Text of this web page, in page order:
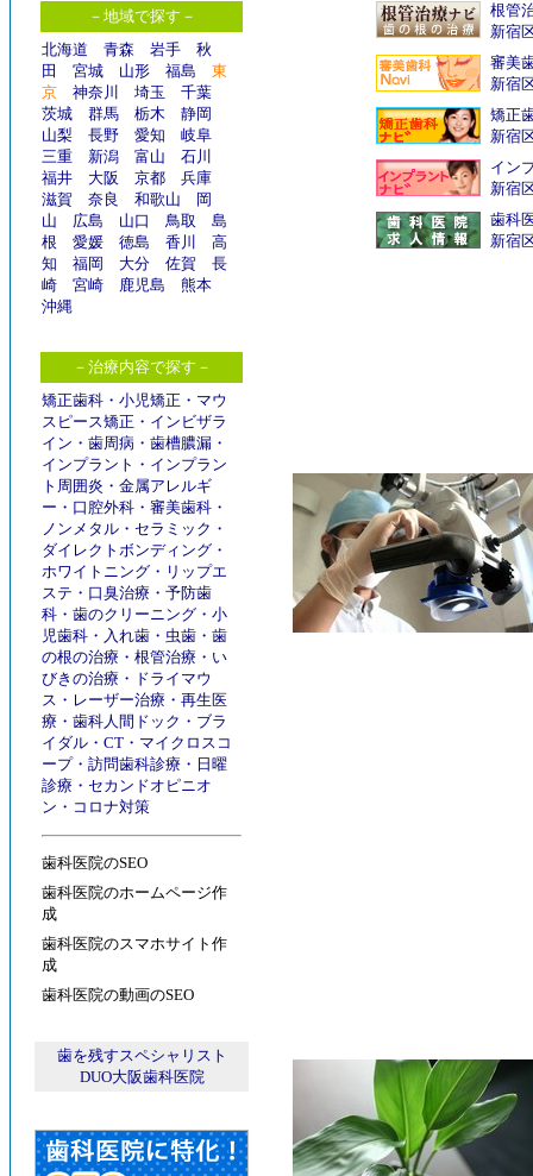
－地域で探す－
北海道
青森 岩手
秋
田
宮城 山形 福島
東
京
神奈川 埼玉
千葉
茨城
群馬 栃木
静岡
山梨
長野 愛知
岐阜
三重
新潟 富山
石川
福井
大阪 京都
兵庫
滋賀
奈良 和歌山
岡
山
広島 山口 鳥取
島
根
愛媛 徳島 香川
高
知
福岡 大分 佐賀
長
崎
宮崎 鹿児島
熊本
沖縄
－治療内容で探す－
矯正歯科 ・ 小児矯正 ・ マウ
スピース矯正 ・ インビザラ
イン ・ 歯周病 ・ 歯槽膿漏 ・
インプラント ・ インプラン
ト周囲炎 ・ 金属アレルギ
ー ・ 口腔外科 ・ 審美歯科 ・
ノンメタル ・ セラミック ・
ダイレクトボンディング ・
ホワイトニング ・ リップエ
ステ ・ 口臭治療 ・ 予防歯
科 ・ 歯のクリーニング ・ 小
児歯科 ・ 入れ歯 ・ 虫歯 ・ 歯
の根の治療 ・ 根管治療 ・ い
びきの治療 ・ ドライマウ
ス ・ レーザー治療 ・ 再生医
療 ・ 歯科人間ドック ・ ブラ
イダル ・ CT ・ マイクロスコ
ープ・ 訪問歯科診療 ・ 日曜
診療 ・ セカンドオピニオ
ン ・ コロナ対策
歯科医院のSEO
歯科医院のホームページ作
成
歯科医院のスマホサイト作
成
歯科医院の動画のSEO
歯を残すスペシャリスト
DUO大阪歯科医院
根管
新宿
審美
新宿
矯正
新宿
イン
新宿
歯科
新宿